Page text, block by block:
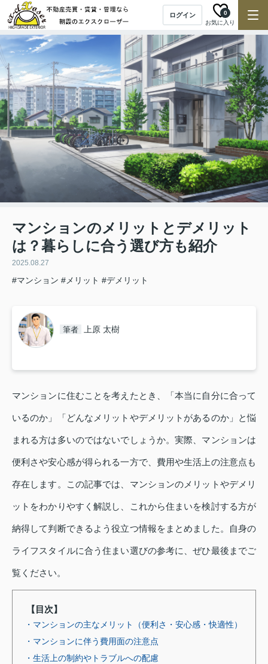
ログイン
お気に入り
0
マンションのメリットとデメリット
は？暮らしに合う選び方も紹介
2025.08.27
#マンション #メリット #デメリット
筆者 上原 太樹
マンションに住むことを考えたとき、「本当に自分に合って
いるのか」「どんなメリットやデメリットがあるのか」と悩
まれる方は多いのではないでしょうか。実際、マンションは
便利さや安心感が得られる一方で、費用や生活上の注意点も
存在します。この記事では、マンションのメリットやデメリ
ットをわかりやすく解説し、これから住まいを検討する方が
納得して判断できるよう役立つ情報をまとめました。自身の
ライフスタイルに合う住まい選びの参考に、ぜひ最後までご
覧ください。
【目次】
・マンションの主なメリット（便利さ・安心感・快適性）
・マンションに伴う費用面の注意点
・生活上の制約やトラブルへの配慮